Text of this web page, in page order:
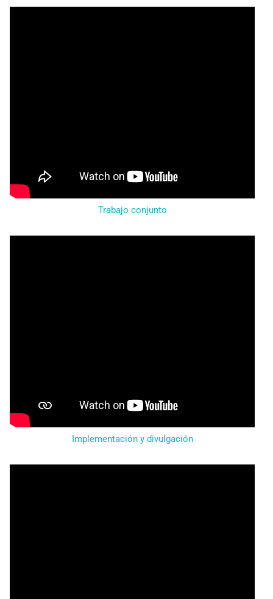
Trabajo conjunto
Implementación y divulgación